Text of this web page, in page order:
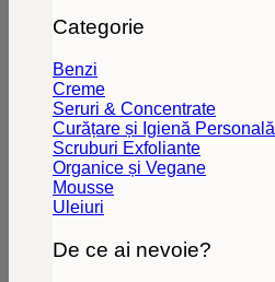
Categorie
Benzi
Creme
Seruri & Concentrate
Curățare și Igienă Personală
Scruburi Exfoliante
Organice și Vegane
Mousse
Uleiuri
De ce ai nevoie?